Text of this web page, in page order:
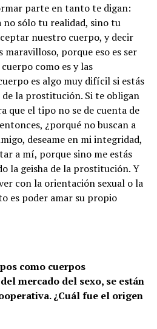
parte en tanto te digan:
no sólo tu realidad, sino tu
nuestro cuerpo, y decir
maravilloso, porque eso es ser
como es y las
es algo muy difícil si estás
la prostitución. Si te obligan
que el tipo no se de cuenta de
¿porqué no buscan a
deseame en mi integridad,
a mí, porque sino me estás
la geisha de la prostitución. Y
con la orientación sexual o la
es poder amar su propio
como cuerpos
mercado del sexo, se están
¿Cuál fue el origen